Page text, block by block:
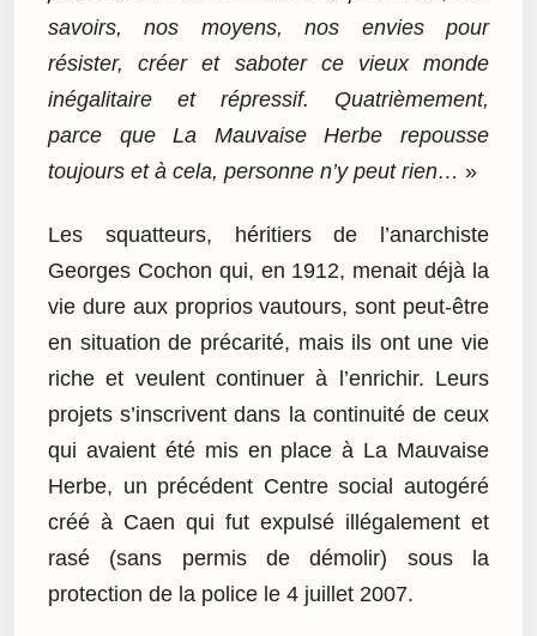
savoirs, nos moyens, nos envies pour
résister, créer et saboter ce vieux monde
inégalitaire et répressif. Quatrièmement,
parce que La Mauvaise Herbe repousse
toujours et à cela, personne n’y peut rien… »
Les squatteurs, héritiers de l’anarchiste
Georges Cochon qui, en 1912, menait déjà la
vie dure aux proprios vautours, sont peut-être
en situation de précarité, mais ils ont une vie
riche et veulent continuer à l’enrichir. Leurs
projets s’inscrivent dans la continuité de ceux
qui avaient été mis en place à La Mauvaise
Herbe, un précédent Centre social autogéré
créé à Caen qui fut expulsé illégalement et
rasé (sans permis de démolir) sous la
protection de la police le 4 juillet 2007.